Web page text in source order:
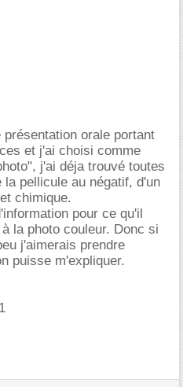
orale portant
et j'ai choisi comme
j'ai déja trouvé toutes
pellicule au négatif, d'un
chimique.
pour ce qu'il
la photo couleur. Donc si
j'aimerais prendre
puisse m'expliquer.